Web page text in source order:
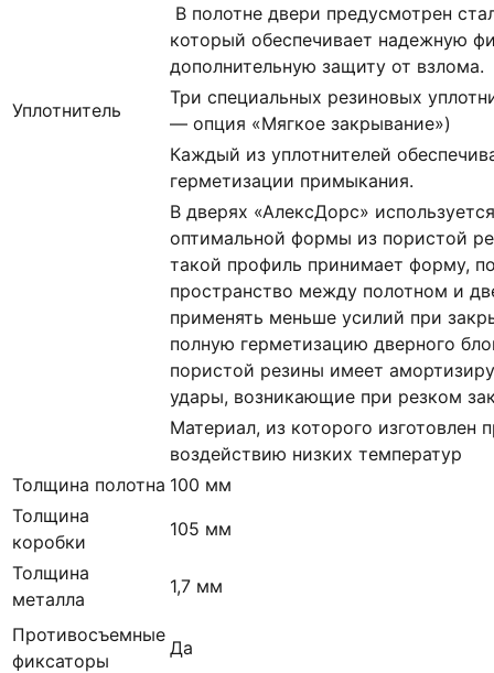
В полотне двери предусмотрен
который обеспечивает надежную
дополнительную защиту от взлома.
Уплотнитель
Три специальных резиновых
— опция «Мягкое закрывание»)
Каждый из уплотнителей
герметизации примыкания.
В дверях «АлексДорс»
оптимальной формы из пористой
такой профиль принимает форму,
пространство между полотном и
применять меньше усилий при
полную герметизацию дверного
пористой резины имеет
удары, возникающие при резком
Материал, из которого изготовлен
воздействию низких температур
Толщина полотна 100 мм
Толщина
коробки
105 мм
Толщина
металла
1,7 мм
Противосъемные
фиксаторы
Да